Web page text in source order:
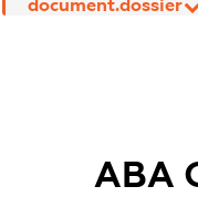
document.dossier
АВА